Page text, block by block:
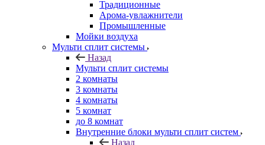
Традиционные
Арома-увлажнители
Промышленные
Мойки воздуха
Мульти сплит системы
Назад
Мульти сплит системы
2 комнаты
3 комнаты
4 комнаты
5 комнат
до 8 комнат
Внутренние блоки мульти сплит систем
Назад